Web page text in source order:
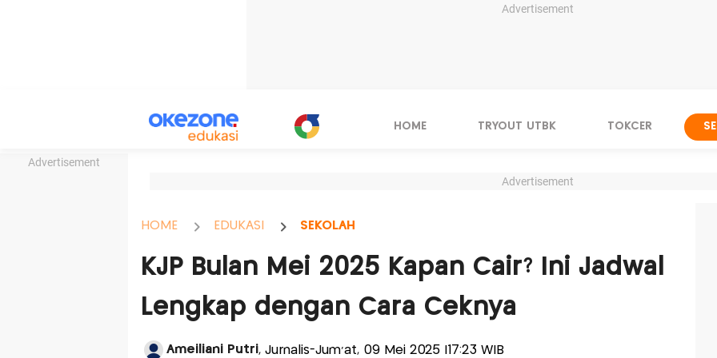
Advertisement
Advertisement
HOME TRYOUT UTBK TOKCER
Advertisement
HOME EDUKASI SEKOLAH
KJP Bulan Mei 2025 Kapan Cair? Ini Jadwal
Lengkap dengan Cara Ceknya
Ameiliani Putri, Jurnalis-Jum'at, 09 Mei 2025 |17:23 WIB